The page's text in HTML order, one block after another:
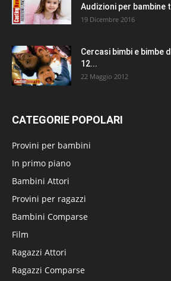
Audizioni per bambine
19 Dicembre 2016
Cercasi bimbi e bimbe
12...
22 Maggio 2012
CATEGORIE POPOLARI
Provini per bambini
In primo piano
Bambini Attori
Provini per ragazzi
Bambini Comparse
Film
Ragazzi Attori
Ragazzi Comparse